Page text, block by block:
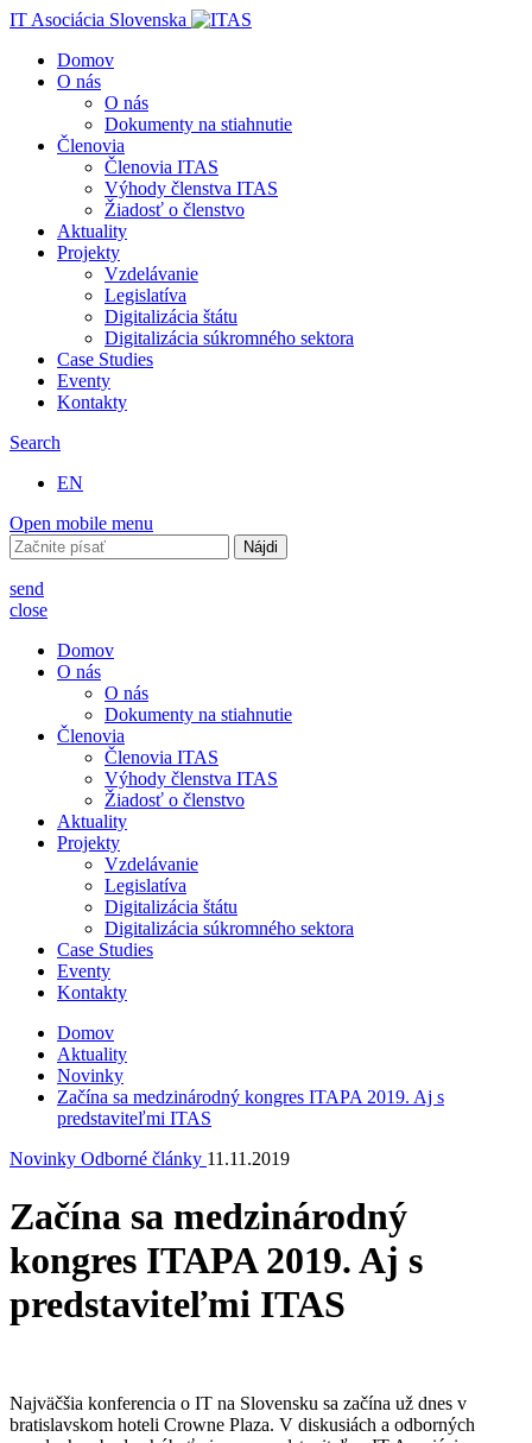
IT Asociácia Slovenska
Domov
O nás
O nás
Dokumenty na stiahnutie
Členovia
Členovia ITAS
Výhody členstva ITAS
Žiadosť o členstvo
Aktuality
Projekty
Vzdelávanie
Legislatíva
Digitalizácia štátu
Digitalizácia súkromného sektora
Case Studies
Eventy
Kontakty
Search
EN
Open mobile menu
Hľadať:
send
close
Domov
O nás
O nás
Dokumenty na stiahnutie
Členovia
Členovia ITAS
Výhody členstva ITAS
Žiadosť o členstvo
Aktuality
Projekty
Vzdelávanie
Legislatíva
Digitalizácia štátu
Digitalizácia súkromného sektora
Case Studies
Eventy
Kontakty
Domov
Aktuality
Novinky
Začína sa medzinárodný kongres ITAPA 2019. Aj s
predstaviteľmi ITAS
Novinky Odborné články 11.11.2019
Začína sa medzinárodný
kongres ITAPA 2019. Aj s
predstaviteľmi ITAS
Najväčšia konferencia o IT na Slovensku sa začína už dnes v
bratislavskom hoteli Crowne Plaza. V diskusiách a odborných